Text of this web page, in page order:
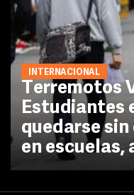
INTERNACIONAL
Terremotos
Estudiantes
quedarse
en escuelas,